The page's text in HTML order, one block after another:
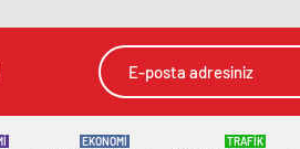
EKONOMİ TRAFİK